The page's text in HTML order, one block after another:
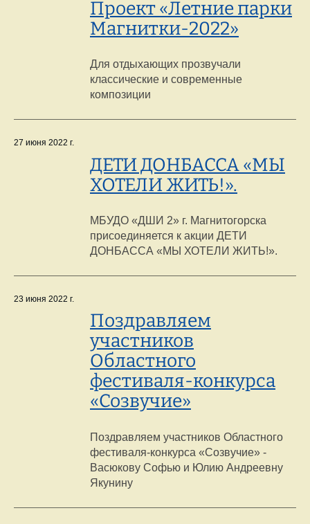
Проект «Летние парки
Магнитки-2022»
Для отдыхающих прозвучали
классические и современные
композиции
27 июня 2022 г.
ДЕТИ ДОНБАССА «МЫ
ХОТЕЛИ ЖИТЬ!».
МБУДО «ДШИ 2» г. Магнитогорска
присоединяется к акции ДЕТИ
ДОНБАССА «МЫ ХОТЕЛИ ЖИТЬ!».
23 июня 2022 г.
Поздравляем
участников
Областного
фестиваля-конкурса
«Созвучие»
Поздравляем участников Областного
фестиваля-конкурса «Созвучие» -
Васюкову Софью и Юлию Андреевну
Якунину